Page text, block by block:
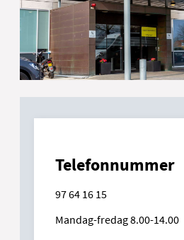
Telefonnummer
97 64 16 15
Mandag-fredag 8.00-14.00